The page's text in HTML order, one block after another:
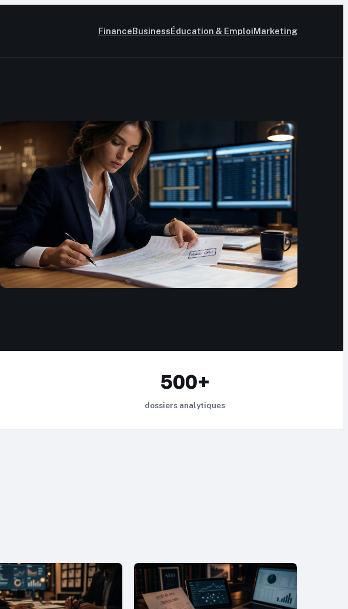
FinanceBusinessÉducation & EmploiMarketing
500+
dossiers analytiques